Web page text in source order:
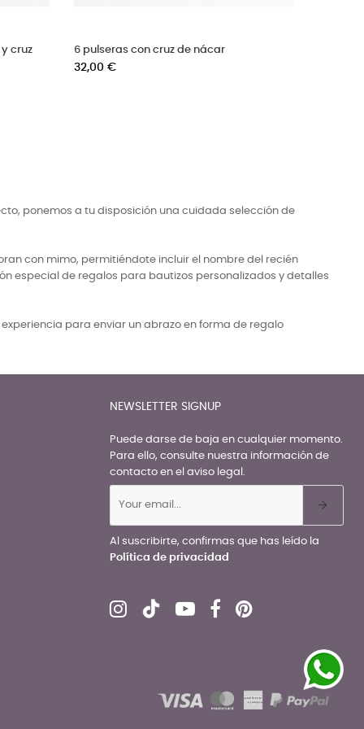
(set de 6) 6 sets de chocolatinas personalizadas
ponemos a tu disposición una cuidada selección de
con mimo, permitiéndote incluir el nombre del recién
especial de regalos para bautizos personalizados y detalles
para enviar un abrazo en forma de regalo
NEWSLETTER SIGNUP
Puede darse de baja en cualquier momento.
Para ello, consulte nuestra información de
contacto en el aviso legal.
Al suscribirte, confirmas que has leído la
Política de privacidad